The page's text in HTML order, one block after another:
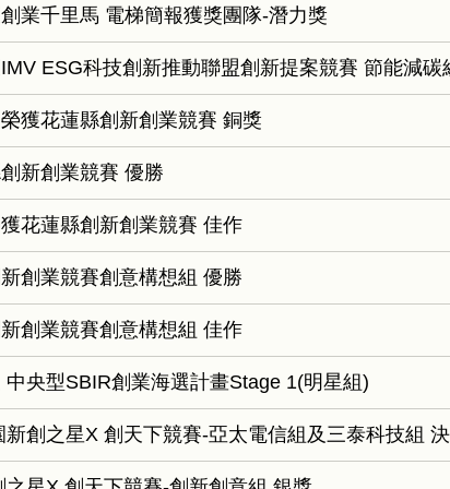
業千里馬 電梯簡報獲獎團隊-潛力獎
ESG科技創新推動聯盟創新提案競賽 節能減碳
獲花蓮縣創新創業競賽 銅獎
新創業競賽 優勝
花蓮縣創新創業競賽 佳作
創業競賽創意構想組 優勝
創業競賽創意構想組 佳作
中央型SBIR創業海選計畫Stage 1(明星組)
新創之星X 創天下競賽-亞太電信組及三泰科技組